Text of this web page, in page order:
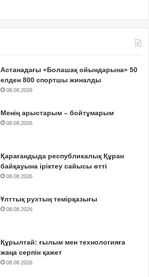
Астанадағы «Болашақ ойындарына» 50
елден 800 спортшы жиналды
08.08.2026
Менің арыстарым – бойтұмарым
08.08.2026
Қарағандыда республикалық Құран
байқауына іріктеу сайысы өтті
08.08.2026
Ұлттық рухтың темірқазығы
08.08.2026
Құрылтай: ғылым мен технологияға
жаңа серпін қажет
08.08.2026